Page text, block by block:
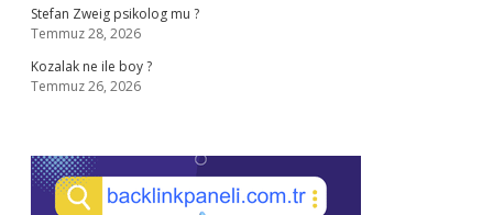
Stefan Zweig psikolog mu ?
Temmuz 28, 2026
Kozalak ne ile boy ?
Temmuz 26, 2026